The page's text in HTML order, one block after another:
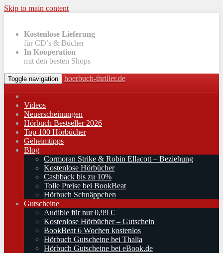
Skip to main content
Kostenlose Lieferung
für CD’s & Bücher
In Kooperation
mit den besten Shops
Toggle navigation hoerbuch-thriller.de
Videos
Neuerscheinungen
Hörbuch Bestseller 2026
Top 100 Hörbücher
Geheimtipps
Blog
Cormoran Strike & Robin Ellacott – Beziehung
Kostenlose Hörbücher
Cashback bis zu 10%
Tolle Preise bei BookBeat
Hörbuch Schnäppchen
Gutscheine
Audible für nur 0,99 €
Kostenlose Hörbücher – Gutschein
BookBeat 6 Wochen kostenlos
Hörbuch Gutscheine bei Thalia
Hörbuch Gutscheine bei eBook.de